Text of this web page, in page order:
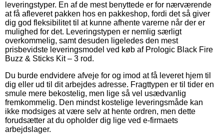
leveringstyper. En af de mest benyttede er for nærværende
at få afleveret pakken hos en pakkeshop, fordi det så giver
dig god fleksibilitet til at kunne afhente varerne når der er
mulighed for det. Leveringstypen er nemlig særligt
overkommelig, samt desuden ligeledes den mest
prisbevidste leveringsmodel ved køb af Prologic Black Fire
Buzz & Sticks Kit – 3 rod.
Du burde endvidere afveje for og imod at få leveret hjem til
dig eller ud til dit arbejdes adresse. Fragttypen er til tider en
smule mere bekostelig, men lige så vel usædvanlig
fremkommelig. Den mindst kostelige leveringsmåde kan
ikke modsiges at være selv at hente ordren, men dette
forudsætter at du opholder dig lige ved e-firmaets
arbejdslager.